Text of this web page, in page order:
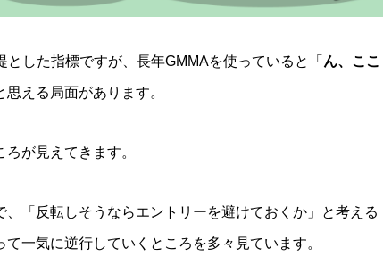
した指標ですが、長年GMMAを使っていると「 ん、ここ
思える局面があります。
が見えてきます。
「反転しそうならエントリーを避けておくか」と考える
一気に逆行していくところを多々見ています。